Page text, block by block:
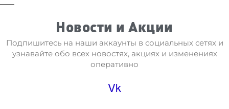
Новости и Акции
Подпишитесь на наши аккаунты в социальных сетях и
узнавайте обо всех новостях, акциях и изменениях
оперативно
Vk